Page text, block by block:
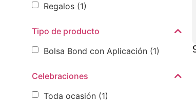
Regalos (1)
Tipo de producto
Bolsa Bond con Aplicación (1)
Celebraciones
Toda ocasión (1)